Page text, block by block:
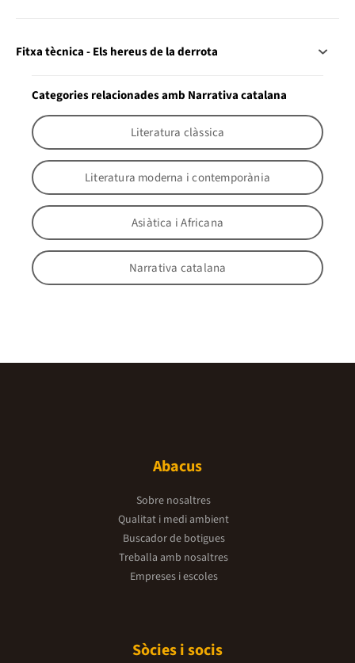
Fitxa tècnica - Els hereus de la derrota
Categories relacionades amb Narrativa catalana
Literatura clàssica
Literatura moderna i contemporània
Asiàtica i Africana
Narrativa catalana
Abacus
Sobre nosaltres
Qualitat i medi ambient
Buscador de botigues
Treballa amb nosaltres
Empreses i escoles
Sòcies i socis